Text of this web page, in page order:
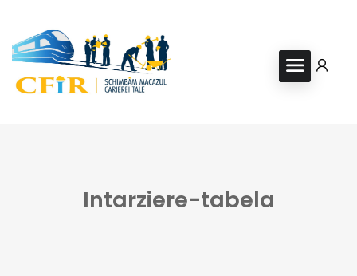
Intarziere-tabela